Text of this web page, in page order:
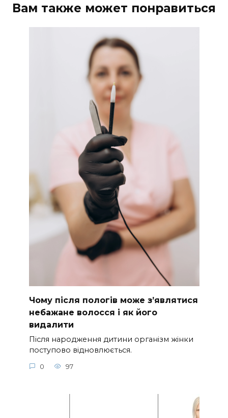
Вам также может понравиться
Чому після пологів може з’являтися
небажане волосся і як його
видалити
Після народження дитини організм жінки
поступово відновлюється.
0 97